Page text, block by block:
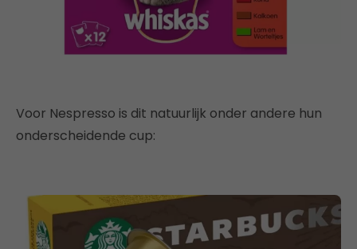
Voor Nespresso is dit natuurlijk onder andere hun
onderscheidende cup: